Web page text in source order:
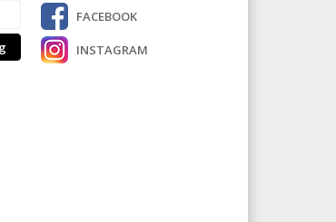
FACEBOOK
INSTAGRAM